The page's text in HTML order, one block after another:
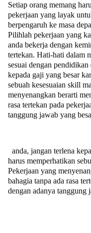
Setiap orang memang
pekerjaan yang layak
berpengaruh ke masa
Pilihlah pekerjaan yang
anda bekerja dengan
tertekan. Hati-hati dalam
sesuai dengan
kepada gaji yang besar
sebuah kesesuaian skill
menyenangkan berarti
rasa tertekan pada
tanggung jawab yang
anda, jangan terlena
harus memperhatikan
Pekerjaan yang
bahagia tanpa ada rasa
dengan adanya tanggung